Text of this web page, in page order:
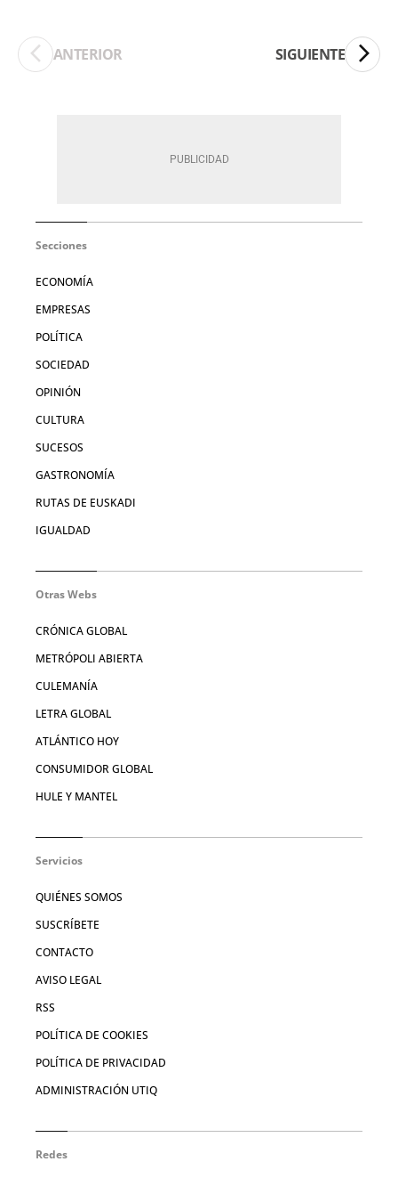
ANTERIOR SIGUIENTE
Secciones
ECONOMÍA
EMPRESAS
POLÍTICA
SOCIEDAD
OPINIÓN
CULTURA
SUCESOS
GASTRONOMÍA
RUTAS DE EUSKADI
IGUALDAD
Otras Webs
CRÓNICA GLOBAL
METRÓPOLI ABIERTA
CULEMANÍA
LETRA GLOBAL
ATLÁNTICO HOY
CONSUMIDOR GLOBAL
HULE Y MANTEL
Servicios
QUIÉNES SOMOS
SUSCRÍBETE
CONTACTO
AVISO LEGAL
RSS
POLÍTICA DE COOKIES
POLÍTICA DE PRIVACIDAD
ADMINISTRACIÓN UTIQ
Redes